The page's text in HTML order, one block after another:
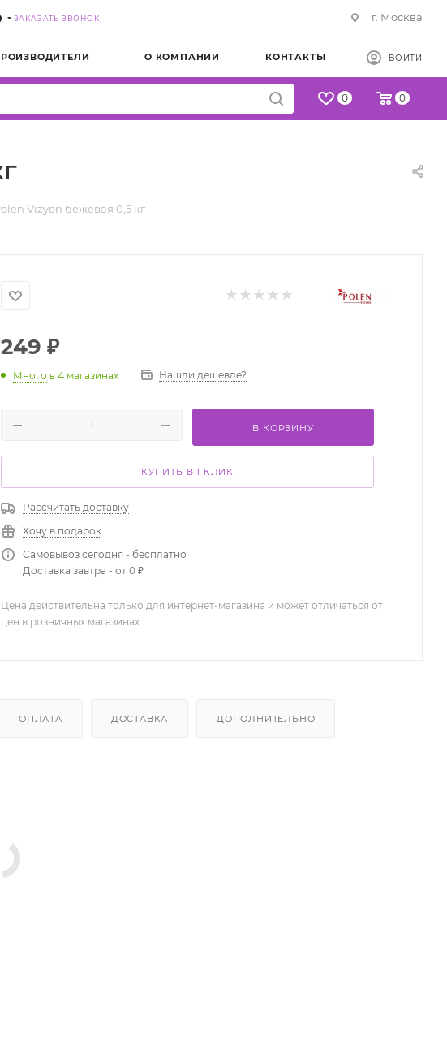
ЗАКАЗАТЬ ЗВОНОК г. Москва
О КОМПАНИИ КОНТАКТЫ ВОЙТИ
0 0
Vizyon бежевая 0,5 кг
249 ₽
Много в 4 магазинах Нашли дешевле?
В КОРЗИНУ
КУПИТЬ В 1 КЛИК
Рассчитать доставку
Хочу в подарок
Самовывоз сегодня - бесплатно
Доставка завтра - от 0 ₽
Цена действительна только для интернет-магазина и может отличаться от
цен в розничных магазинах
ОПЛАТА ДОСТАВКА ДОПОЛНИТЕЛЬНО